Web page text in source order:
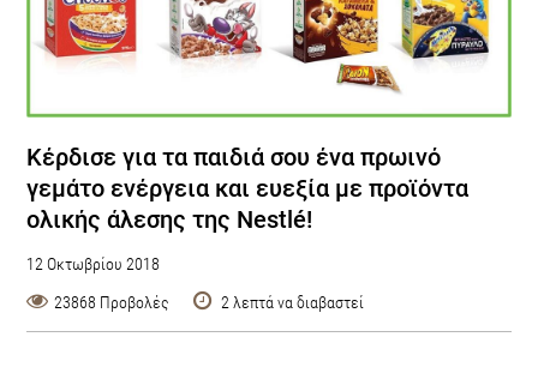
Κέρδισε για τα παιδιά σου ένα πρωινό
γεμάτο ενέργεια και ευεξία με προϊόντα
ολικής άλεσης της Nestlé!
12 Οκτωβρίου 2018
23868 Προβολές
2 λεπτά να διαβαστεί